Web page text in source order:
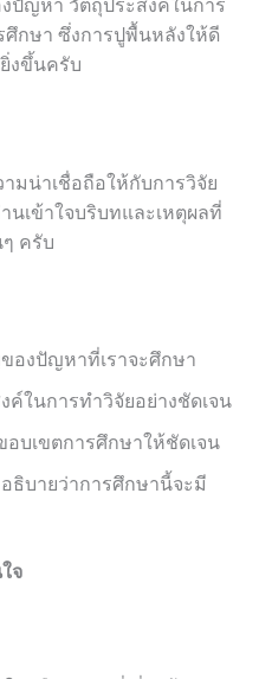
ปัญหา วัตถุประสงค์ในการ
กษา ซึ่งการปูพื้นหลังให้ดี
งขึ้นครับ
มน่าเชื่อถือให้กับการวิจัย
นเข้าใจบริบทและเหตุผลที่
ๆ ครับ
องปัญหาที่เราจะศึกษา
ค์ในการทำวิจัยอย่างชัดเจน
บเขตการศึกษาให้ชัดเจน
อธิบายว่าการศึกษานี้จะมี
จ